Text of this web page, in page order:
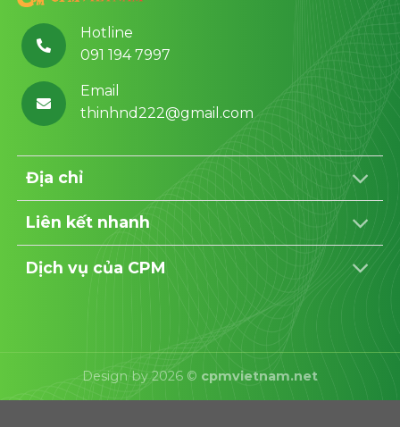
Hotline
091 194 7997
Email
thinhnd222@gmail.com
Địa chỉ
Liên kết nhanh
Dịch vụ của CPM
Design by 2026 © cpmvietnam.net